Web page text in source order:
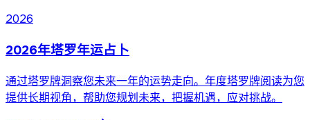
2026
2026年塔罗年运占卜
通过塔罗牌洞察您未来一年的运势走向。年度塔罗牌阅读为您
提供长期视角，帮助您规划未来，把握机遇，应对挑战。